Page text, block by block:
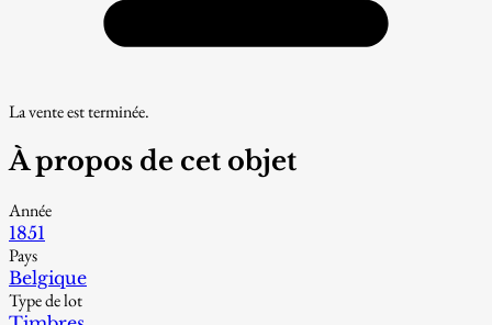
La vente est terminée.
À propos de cet objet
Année
1851
Pays
Belgique
Type de lot